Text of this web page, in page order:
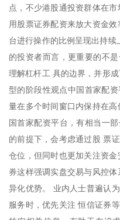
点，不少港股通投资群体在
用股票证券配资来放大资金
台进行操作的比例呈现出持
的投资者而言，更重要的不
理解杠杆工 具的边界，并形
型的阶段性观点中国首家配
量在多个时间窗口内保持在
国首家配资平台，有相当一
的前提下，会考虑通过股 票
仓位，但同时也更加关注资
券这样强调实盘交易与风控
异化优势。 业内人士普遍认为
服务时，优先关注 恒信证券